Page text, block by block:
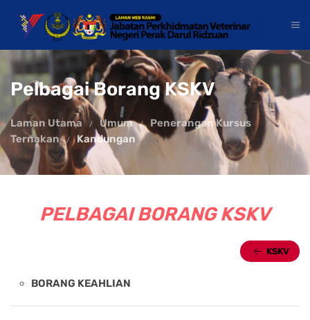
Pelbagai Borang KSKV
Laman Utama Umum
Penerangan Kursus
Ternakan
Kandungan
PELBAGAI BORANG KSKV
KSKV
BORANG KEAHLIAN